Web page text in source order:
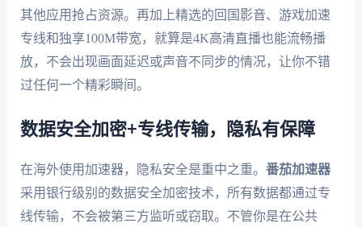
其他应用抢占资源。再加上精选的回国影音、游戏加速
专线和独享100M带宽，就算是4K高清直播也能流畅播
放，不会出现画面延迟或声音不同步的情况，让你不错
过任何一个精彩瞬间。
数据安全加密+专线传输，隐私有保障
在海外使用加速器，隐私安全是重中之重。 番茄加速器
采用银行级别的数据安全加密技术，所有数据都通过专
线传输，不会被第三方监听或窃取。不管你是在公共